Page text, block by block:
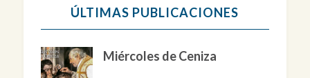
ÚLTIMAS PUBLICACIONES
Miércoles de Ceniza